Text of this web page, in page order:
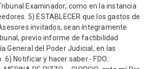
Examinador; como en la instancia
5) ESTABLECER que los gastos de
invitados, sean íntegramente
previo informe de factibilidad
General del Poder Judicial, en las
Notificar y hacer saber.- FDO.: